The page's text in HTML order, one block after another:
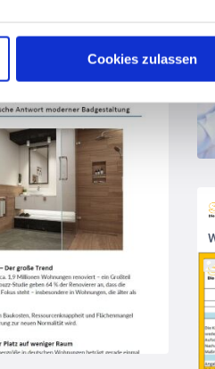
Cookies zulassen
- aktuell